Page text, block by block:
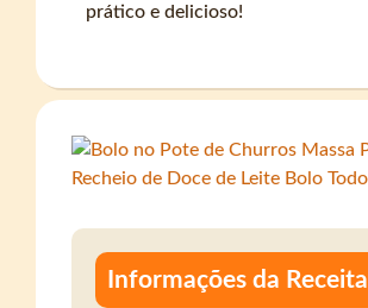
prático e delicioso!
Informações da Receita